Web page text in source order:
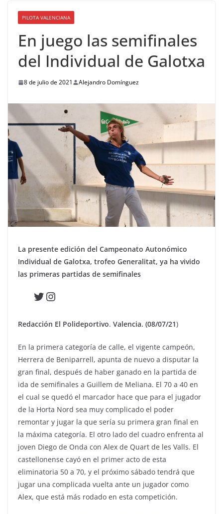
PILOTA VALENCIANA
En juego las semifinales
del Individual de Galotxa
8 de julio de 2021 Alejandro Domínguez
La presente edición del Campeonato Autonómico
Individual de Galotxa, trofeo Generalitat, ya ha vivido
las primeras partidas de semifinales
Twitter
Instagram
Redacción El Polideportivo. Valencia. (08/07/21)
En la primera categoría de calle, el vigente campeón,
Herrera de Beniparrell, apunta de nuevo a disputar la
gran final, después de haber ganado en la partida de
ida de semifinales a Guillem de Meliana. El 70 a 40 en
el cual se quedó el marcador hace que para el jugador
de la Horta Nord sea muy complicado el poder
remontar y jugar la que sería su primera gran final en
la máxima categoría. El otro lado del cuadro enfrenta al
joven Diego de Onda con Alex de Quart de les Valls. El
castellonense cayó en el primer acto de esta
eliminatoria 50 a 70, y el próximo sábado tendrá que
jugar una complicada vuelta ante un jugador como
Alex, que está más rodado en esta competición.